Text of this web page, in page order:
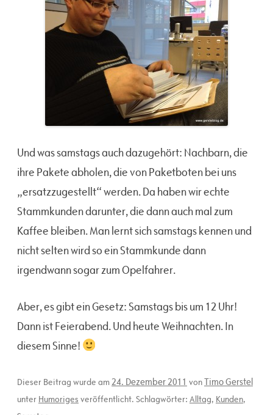
Und was samstags auch dazugehört: Nachbarn, die
ihre Pakete abholen, die von Paketboten bei uns
„ersatzzugestellt“ werden. Da haben wir echte
Stammkunden darunter, die dann auch mal zum
Kaffee bleiben. Man lernt sich samstags kennen und
nicht selten wird so ein Stammkunde dann
irgendwann sogar zum Opelfahrer.
Aber, es gibt ein Gesetz: Samstags bis um 12 Uhr!
Dann ist Feierabend. Und heute Weihnachten. In
diesem Sinne!
Dieser Beitrag wurde am 24. Dezember 2011 vonTimo Gerstel
unter Humoriges veröffentlicht. Schlagwörter: Alltag, Kunden,